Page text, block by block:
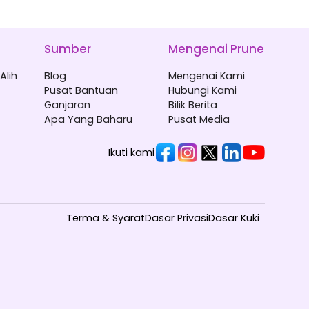
Sumber
Blog
Pusat Bantuan
Ganjaran
Apa Yang Baharu
Mengenai Prune
Mengenai Kami
Hubungi Kami
Bilik Berita
Pusat Media
Ikuti kami
Terma & SyaratDasar PrivasiDasar Kuki